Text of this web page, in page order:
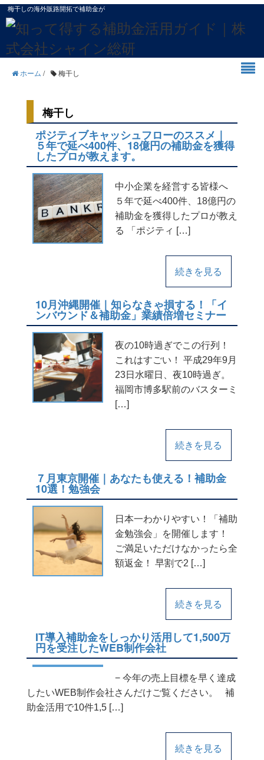
梅干しの海外販路開拓で補助金が
ホーム / 梅干し
梅干し
ポジティブキャッシュフローのススメ｜
５年で延べ400件、18億円の補助金を獲得
したプロが教えます。
中小企業を経営する皆様へ
５年で延べ400件、18億円の
補助金を獲得したプロが教え
る 「ポジティ […]
続きを見る
10月沖縄開催｜知らなきゃ損する！「イ
ンバウンド＆補助金」業績倍増セミナー
夜の10時過ぎでこの行列！
これはすごい！ 平成29年9月
23日水曜日、夜10時過ぎ。
福岡市博多駅前のバスターミ
[…]
続きを見る
７月東京開催｜あなたも使える！補助金
10選！勉強会
日本一わかりやすい！「補助
金勉強会」を開催します！
ご満足いただけなかったら全
額返金！ 早割で2 […]
続きを見る
IT導入補助金をしっかり活用して1,500万
円を受注したWEB制作会社
− 今年の売上目標を早く達成
したいWEB制作会社さんだけご覧ください。 補
助金活用で10件1,5 […]
続きを見る